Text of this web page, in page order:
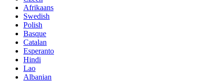
Afrikaans
Swedish
Polish
Basque
Catalan
Esperanto
Hindi
Lao
Albanian